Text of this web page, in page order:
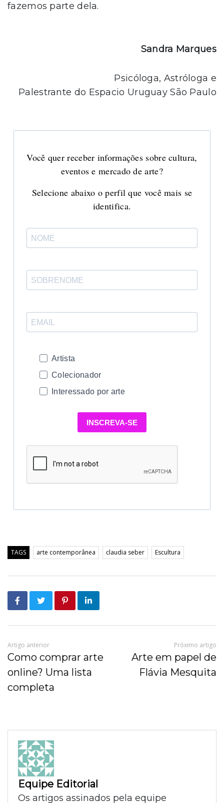
fazemos parte dela.
Sandra Marques
Psicóloga, Astróloga e
Palestrante do Espacio Uruguay São Paulo
Você quer receber informações sobre cultura,
eventos e mercado de arte?
Selecione abaixo o perfil que você mais se
identifica.
Artista
Colecionador
Interessado por arte
INSCREVA-SE
TAGS arte contemporânea claudia seber Escultura
Artigo anterior
Como comprar arte
online? Uma lista
completa
Próximo artigo
Arte em papel de
Flávia Mesquita
Equipe Editorial
Os artigos assinados pela equipe